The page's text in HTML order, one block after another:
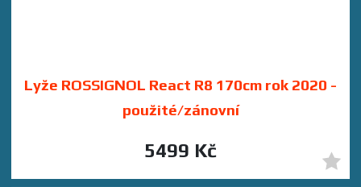
Lyže ROSSIGNOL React R8 170cm rok 2020 -
použité/zánovní
5499 Kč